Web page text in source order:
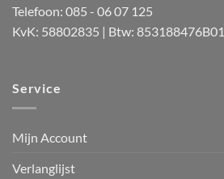
Telefoon: 085 - 06 07 125
KvK: 58802835 | Btw: 853188476B01
Service
Mijn Account
Verlanglijst